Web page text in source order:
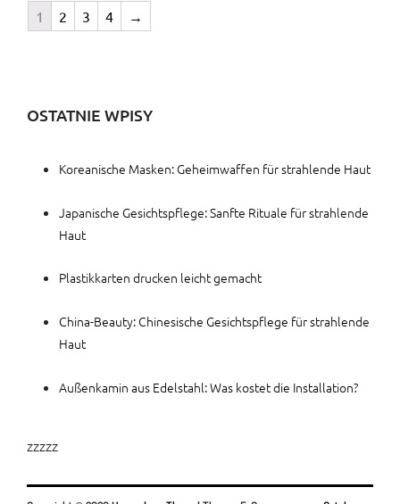
1 2 3 4 →
OSTATNIE WPISY
Koreanische Masken: Geheimwaffen für strahlende Haut
Japanische Gesichtspflege: Sanfte Rituale für strahlende
Haut
Plastikkarten drucken leicht gemacht
China-Beauty: Chinesische Gesichtspflege für strahlende
Haut
Außenkamin aus Edelstahl: Was kostet die Installation?
zzzzz